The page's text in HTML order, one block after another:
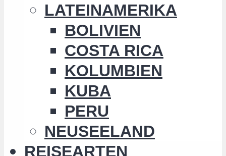
LATEINAMERIKA
BOLIVIEN
COSTA RICA
KOLUMBIEN
KUBA
PERU
NEUSEELAND
REISEARTEN